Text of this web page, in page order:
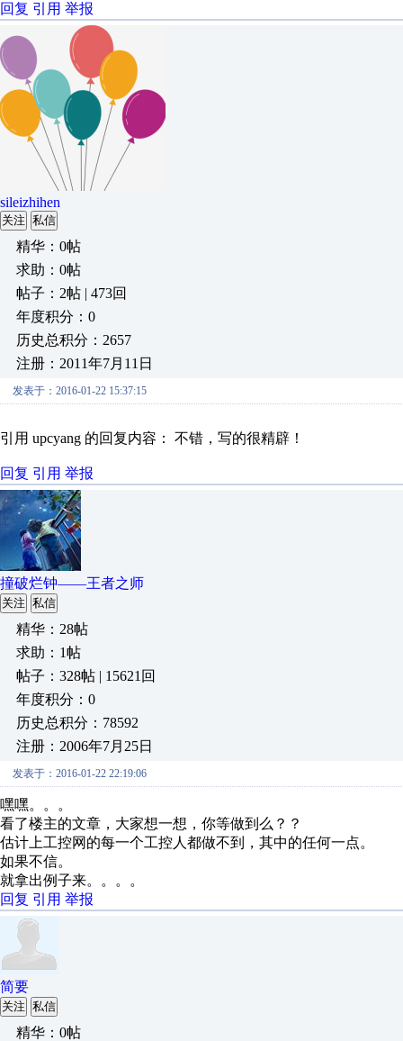
回复 引用 举报
sileizhihen
关注 私信
精华：0帖
求助：0帖
帖子：2帖 | 473回
年度积分：0
历史总积分：2657
注册：2011年7月11日
发表于：2016-01-22 15:37:15
引用 upcyang 的回复内容： 不错，写的很精辟！
回复 引用 举报
撞破烂钟——王者之师
关注 私信
精华：28帖
求助：1帖
帖子：328帖 | 15621回
年度积分：0
历史总积分：78592
注册：2006年7月25日
发表于：2016-01-22 22:19:06
嘿嘿。。。
看了楼主的文章，大家想一想，你等做到么？？
估计上工控网的每一个工控人都做不到，其中的任何一点。
如果不信。
就拿出例子来。。。。
回复 引用 举报
简要
关注 私信
精华：0帖